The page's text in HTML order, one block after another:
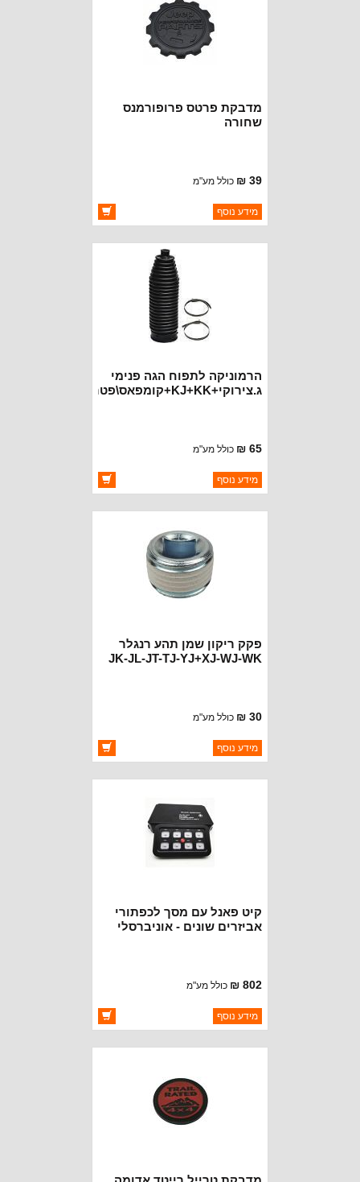
מדבקת פרטס פרופורמנס
שחורה
39 ₪ כולל מע"מ
ברקוד: BJ3458-B
יצרן:OAKMAN OFFROAD
מידע נוסף
הרמוניקה לתפוח הגה פנימי
ג.צירוקי+KJ+KK+קומפאס\פטריוט
65 ₪ כולל מע"מ
ברקוד: BJ0051
יצרן:חליפי קניה מספק מקומי
מידע נוסף
פקק ריקון שמן תהע רנגלר
JK-JL-JT-TJ-YJ+XJ-WJ-WK
30 ₪ כולל מע"מ
ברקוד: 68001627AA
יצרן:CROWN AUTOMOTIVE
מידע נוסף
קיט פאנל עם מסך לכפתורי
אביזרים שונים - אוניברסלי
802 ₪ כולל מע"מ
ברקוד: BJ8010
יצרן:OAKMAN OFFROAD
מידע נוסף